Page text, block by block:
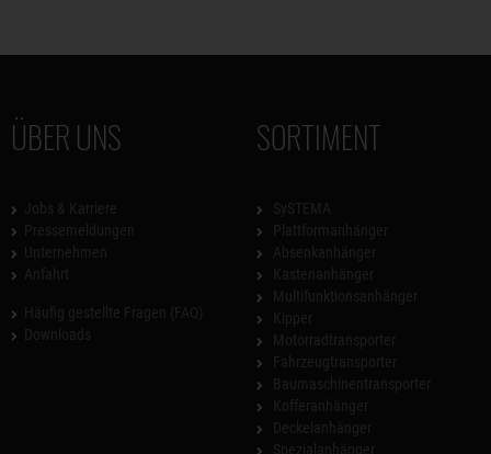
ÜBER UNS SORTIMENT